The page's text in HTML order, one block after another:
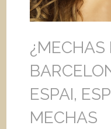
¿MECHAS
ESPAI,
MECHAS